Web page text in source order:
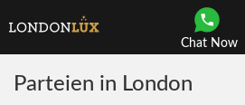
Chat Now
Parteien in London